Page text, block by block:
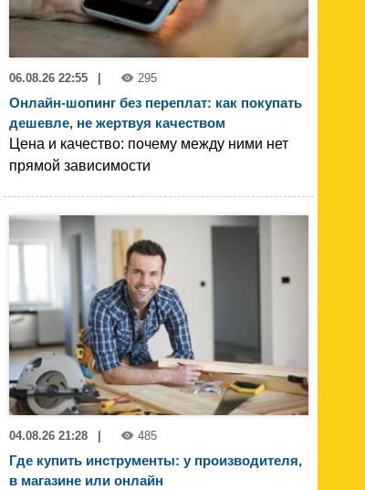
06.08.26 22:55 295
Онлайн-шопинг без переплат: как покупать
дешевле, не жертвуя качеством
Цена и качество: почему между ними нет
прямой зависимости
04.08.26 21:28 485
Где купить инструменты: у производителя,
в магазине или онлайн